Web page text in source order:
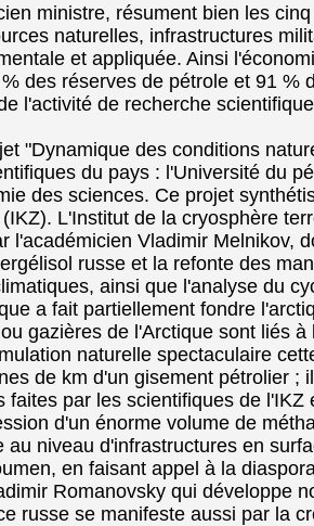
ministre, résument bien les
naturelles, infrastructures
et appliquée. Ainsi
des réserves de pétrole et 91 %
l'activité de recherche
"Dynamique des conditions
du pays : l'Université du
des sciences. Ce projet
L'Institut de la cryosphère
Vladimir Melnikov,
russe et la refonte des
ainsi que l'analyse du
a fait partiellement fondre
gazières de l'Arctique sont liés
naturelle spectaculaire
de km d'un gisement pétrolier ;
par les scientifiques de
d'un énorme volume de
niveau d'infrastructures en
en faisant appel à la
Romanovsky qui développe
russe se manifeste aussi par la